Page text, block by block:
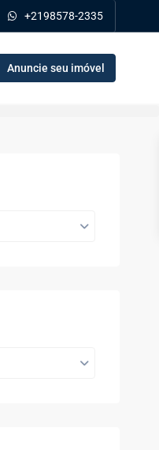
+2198578-2335
Anuncie seu imóvel